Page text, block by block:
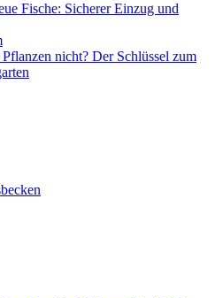
Fische: Sicherer Einzug und
nicht? Der Schlüssel zum